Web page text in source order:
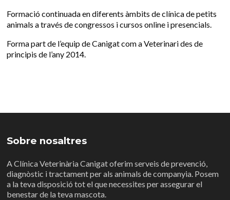
Formació continuada en diferents àmbits de clínica de petits
animals a través de congressos i cursos online i presencials.
Forma part de l’equip de Canigat com a Veterinari des de
principis de l’any 2014.
Sobre nosaltres
A Clínica Veterinària Canigat oferim serveis de prevenció,
diagnòstic i tractament per als animals de companyia. Posem
a la teva disposició tot el que necessites per assegurar el
benestar de la teva mascota.